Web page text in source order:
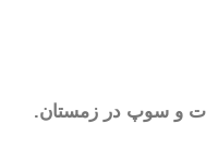
و سوپ در زمستان.